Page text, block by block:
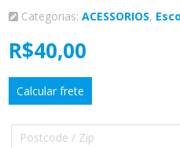
Categorias: ACESSORIOS,
R$40,00
Calcular frete